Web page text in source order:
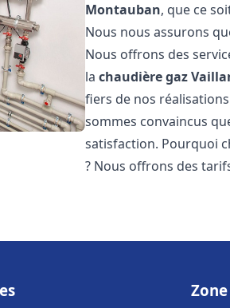
Montauban, que ce
Nous nous assurons
Nous offrons des
lachaudière gaz
fiers de nos
sommes convaincus
satisfaction. Pourquoi
? Nous offrons des